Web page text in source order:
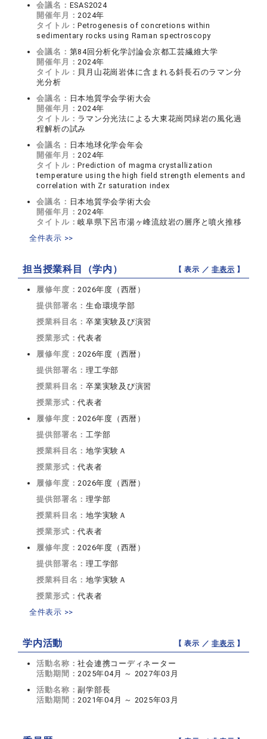
会議名： ESAS2024
開催年月：2024年
タイトル：Petrogenesis of concretions within
sedimentary rocks using Raman spectroscopy
会議名： 第84回分析化学討論会京都工芸繊維大学
開催年月：2024年
タイトル： 貝月山花崗岩体に含まれる斜長石のラマン分
光分析
会議名： 日本地質学会学術大会
開催年月：2024年
タイトル： ラマン分光法による大東花崗閃緑岩の風化過
程解析の試み
会議名： 日本地球化学会年会
開催年月：2024年
タイトル：Prediction of magma crystallization
temperature using the high field strength elements and
correlation with Zr saturation index
会議名： 日本地質学会学術大会
開催年月：2024年
タイトル：岐阜県下呂市湯ヶ峰流紋岩の層序と噴火推移
全件表示 >>
担当授業科目（学内） 【 表示 ／非表示 】
履修年度：2026年度（西暦）
提供部署名：生命環境学部
授業科目名：卒業実験及び演習
授業形式：代表者
履修年度：2026年度（西暦）
提供部署名：理工学部
授業科目名：卒業実験及び演習
授業形式：代表者
履修年度：2026年度（西暦）
提供部署名：工学部
授業科目名：地学実験Ａ
授業形式：代表者
履修年度：2026年度（西暦）
提供部署名：理学部
授業科目名：地学実験Ａ
授業形式：代表者
履修年度：2026年度（西暦）
提供部署名：理工学部
授業科目名：地学実験Ａ
授業形式：代表者
全件表示 >>
学内活動 【 表示 ／非表示 】
活動名称：社会連携コーディネーター
活動期間：2025年04月 ～ 2027年03月
活動名称：副学部長
活動期間：2021年04月 ～ 2025年03月